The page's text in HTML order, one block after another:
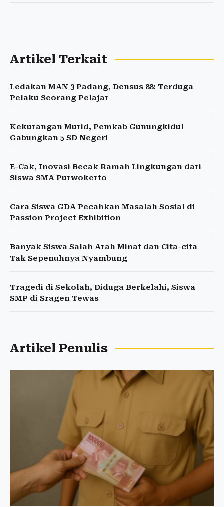
Artikel Terkait
Ledakan MAN 3 Padang, Densus 88: Terduga
Pelaku Seorang Pelajar
Kekurangan Murid, Pemkab Gunungkidul
Gabungkan 5 SD Negeri
E-Cak, Inovasi Becak Ramah Lingkungan dari
Siswa SMA Purwokerto
Cara Siswa GDA Pecahkan Masalah Sosial di
Passion Project Exhibition
Banyak Siswa Salah Arah Minat dan Cita-cita
Tak Sepenuhnya Nyambung
Tragedi di Sekolah, Diduga Berkelahi, Siswa
SMP di Sragen Tewas
Artikel Penulis